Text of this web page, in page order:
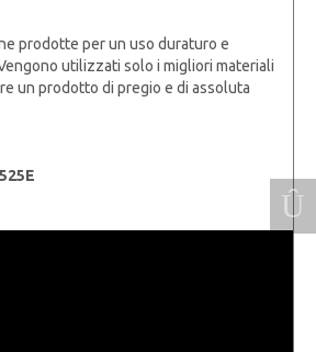
prodotte per un uso duraturo e
utilizzati solo i migliori materiali
un prodotto di pregio e di assoluta